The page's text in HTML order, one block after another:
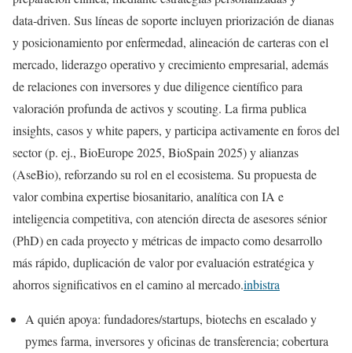
data‑driven. Sus líneas de soporte incluyen priorización de dianas
y posicionamiento por enfermedad, alineación de carteras con el
mercado, liderazgo operativo y crecimiento empresarial, además
de relaciones con inversores y due diligence científico para
valoración profunda de activos y scouting. La firma publica
insights, casos y white papers, y participa activamente en foros del
sector (p. ej., BioEurope 2025, BioSpain 2025) y alianzas
(AseBio), reforzando su rol en el ecosistema. Su propuesta de
valor combina expertise biosanitario, analítica con IA e
inteligencia competitiva, con atención directa de asesores sénior
(PhD) en cada proyecto y métricas de impacto como desarrollo
más rápido, duplicación de valor por evaluación estratégica y
ahorros significativos en el camino al mercado.inbistra
A quién apoya: fundadores/startups, biotechs en escalado y
pymes farma, inversores y oficinas de transferencia; cobertura